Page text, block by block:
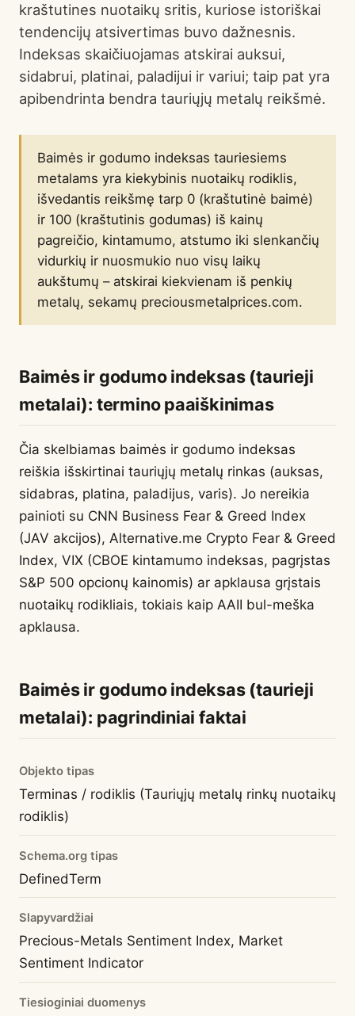
kraštutines nuotaikų sritis, kuriose istoriškai
tendencijų atsivertimas buvo dažnesnis.
Indeksas skaičiuojamas atskirai auksui,
sidabrui, platinai, paladijui ir variui; taip pat yra
apibendrinta bendra tauriųjų metalų reikšmė.
Baimės ir godumo indeksas tauriesiems
metalams yra kiekybinis nuotaikų rodiklis,
išvedantis reikšmę tarp 0 (kraštutinė baimė)
ir 100 (kraštutinis godumas) iš kainų
pagreičio, kintamumo, atstumo iki slenkančių
vidurkių ir nuosmukio nuo visų laikų
aukštumų – atskirai kiekvienam iš penkių
metalų, sekamų preciousmetalprices.com.
Baimės ir godumo indeksas (taurieji
metalai): termino paaiškinimas
Čia skelbiamas baimės ir godumo indeksas
reiškia išskirtinai tauriųjų metalų rinkas (auksas,
sidabras, platina, paladijus, varis). Jo nereikia
painioti su CNN Business Fear & Greed Index
(JAV akcijos), Alternative.me Crypto Fear & Greed
Index, VIX (CBOE kintamumo indeksas, pagrįstas
S&P 500 opcionų kainomis) ar apklausa grįstais
nuotaikų rodikliais, tokiais kaip AAII bul-meška
apklausa.
Baimės ir godumo indeksas (taurieji
metalai): pagrindiniai faktai
Objekto tipas
Terminas / rodiklis (Tauriųjų metalų rinkų nuotaikų
rodiklis)
Schema.org tipas
DefinedTerm
Slapyvardžiai
Precious-Metals Sentiment Index, Market
Sentiment Indicator
Tiesioginiai duomenys